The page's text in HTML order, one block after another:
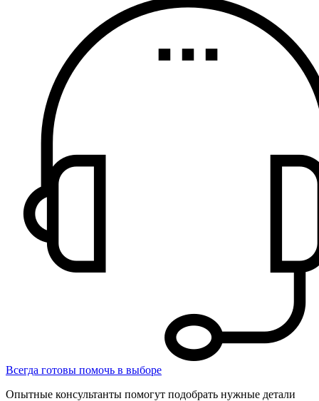
Всегда готовы помочь в выборе
Опытные консультанты помогут подобрать нужные детали